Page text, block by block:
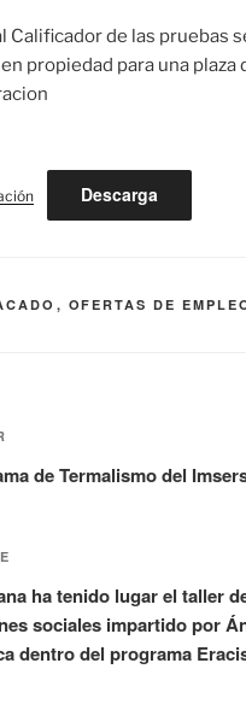
Calificador de las pruebas
propiedad para una plaza
Descarga
, OFERTAS DE
de Termalismo del
ha tenido lugar el taller
sociales impartido por
dentro del programa